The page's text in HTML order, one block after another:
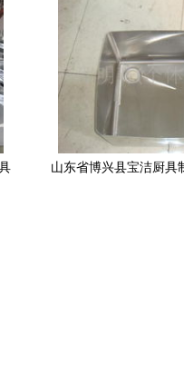
山东省博兴县宝洁厨具